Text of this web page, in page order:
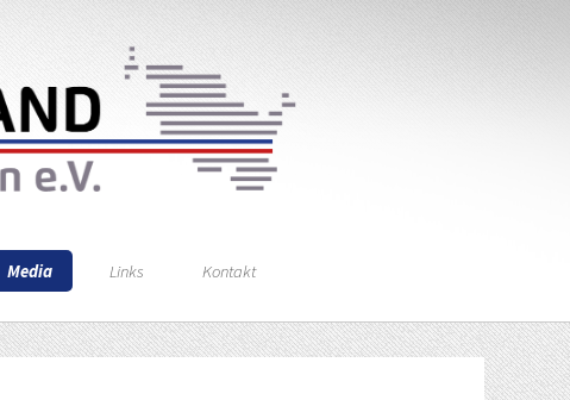
Media Links Kontakt